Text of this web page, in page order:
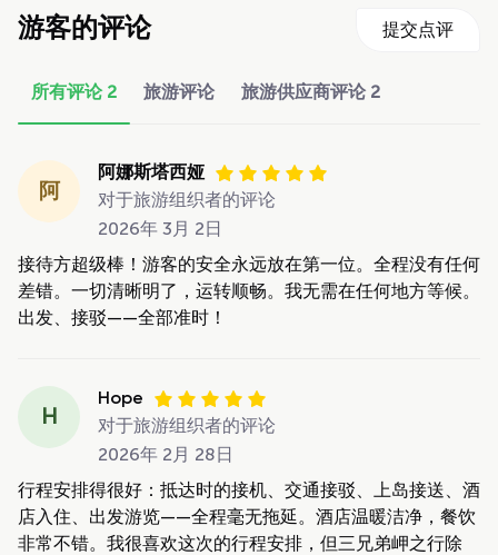
游客的评论 提交点评
所有评论 2 旅游评论 旅游供应商评论 2
阿
阿娜斯塔西娅
对于旅游组织者的评论
2026年 3月 2日
接待方超级棒！游客的安全永远放在第一位。全程没有任何
差错。一切清晰明了，运转顺畅。我无需在任何地方等候。
出发、接驳——全部准时！
H
Hope
对于旅游组织者的评论
2026年 2月 28日
行程安排得很好：抵达时的接机、交通接驳、上岛接送、酒
店入住、出发游览——全程毫无拖延。酒店温暖洁净，餐饮
非常不错。我很喜欢这次的行程安排，但三兄弟岬之行除